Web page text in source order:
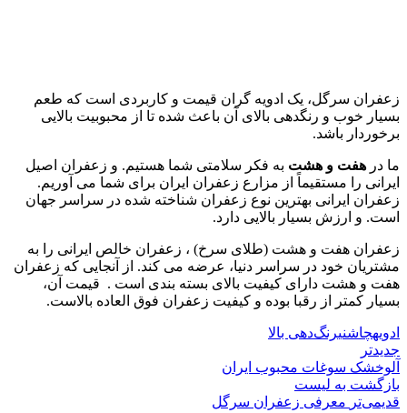
زعفران سرگل، یک ادویه گران قیمت و کاربردی است که طعم
بسیار خوب و رنگدهی بالای آن باعث شده تا از محبوبیت بالایی
برخوردار باشد.
ما در هفت و هشت به فکر سلامتی شما هستیم. و زعفران اصیل
ایرانی را مستقیماً از مزارع زعفران ایران برای شما می آوریم.
زعفران ایرانی بهترین نوع زعفران شناخته شده در سراسر جهان
است. و ارزش بسیار بالایی دارد.
زعفران هفت و هشت (طلای سرخ) ، زعفران خالص ایرانی را به
مشتریان خود در سراسر دنیا، عرضه می کند. از آنجایی که زعفران
هفت و هشت دارای کیفیت بالای بسته بندی است . قیمت آن،
بسیار کمتر از رقبا بوده و کیفیت زعفران فوق العاده بالاست.
ادویهچاشنیرنگ‌دهی بالا
جدیدتر
آلوخشک سوغات محبوب ایران
بازگشت به لیست
قدیمی‌تر معرفی زعفران سرگل